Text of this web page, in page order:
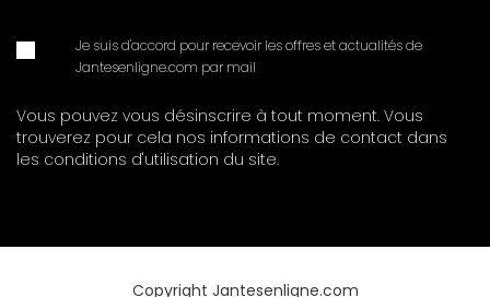
Je suis d'accord pour recevoir les offres et actualités de
Jantesenligne.com par mail
Vous pouvez vous désinscrire à tout moment. Vous
trouverez pour cela nos informations de contact dans
les conditions d'utilisation du site.
Copyright Jantesenligne.com